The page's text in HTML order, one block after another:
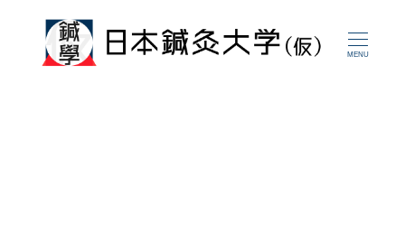
MENU